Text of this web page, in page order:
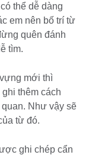
thể dễ dàng
em nên bố trí từ
quên đánh
tìm.
mới thì
thêm cách
Như vậy sẽ
từ đó.
ghi chép cẩn